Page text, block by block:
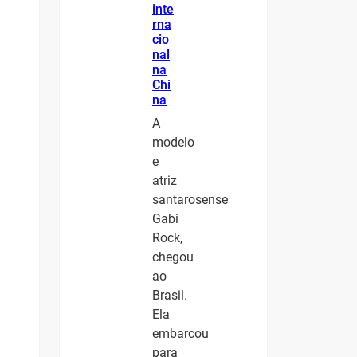
inte
rna
cio
nal
na
Chi
na
A
modelo
e
atriz
santarosense
Gabi
Rock,
chegou
ao
Brasil.
Ela
embarcou
para